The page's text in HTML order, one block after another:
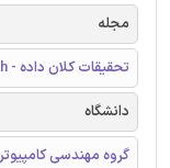
مجله
تحقیقات کلان داده - Big Data Research
دانشگاه
گروه مهندسی